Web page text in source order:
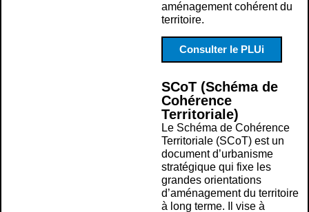
aménagement cohérent du
territoire.
Consulter le PLUi
SCoT (Schéma de
Cohérence
Territoriale)
Le Schéma de Cohérence
Territoriale (SCoT) est un
document d’urbanisme
stratégique qui fixe les
grandes orientations
d’aménagement du territoire
à long terme. Il vise à